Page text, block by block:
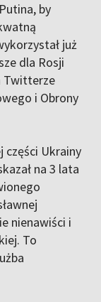
by
już
dla Rosji
Twitterze
i Obrony
części Ukrainy
na 3 lata
nienawiści i
To